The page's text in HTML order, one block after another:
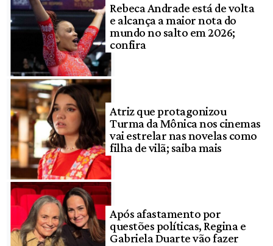
Rebeca Andrade está de volta
e alcança a maior nota do
mundo no salto em 2026;
confira
Atriz que protagonizou
Turma da Mônica nos cinemas
vai estrelar nas novelas como
filha de vilã; saiba mais
Após afastamento por
questões políticas, Regina e
Gabriela Duarte vão fazer